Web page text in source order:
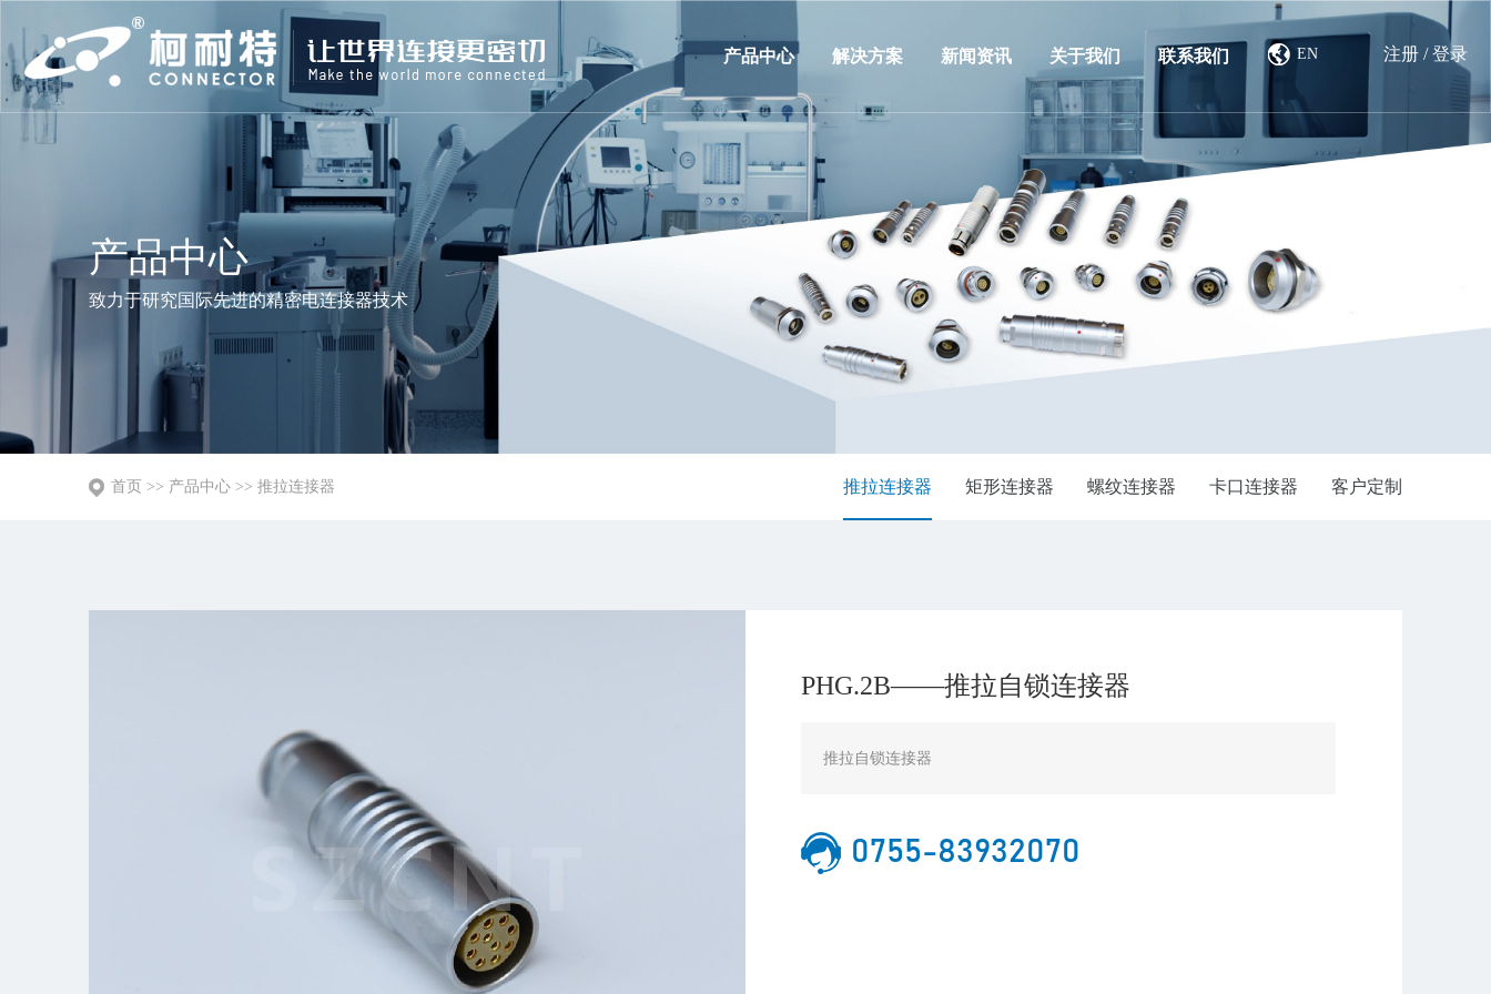
产品中心 解决方案 新闻资讯 关于我们 联系我们 EN 注册 /登录
产品中心
致力于研究国际先进的精密电连接器技术
首页 >> 产品中心 >> 推拉连接器 推拉连接器 矩形连接器 螺纹连接器 卡口连接器 客户定制
PHG.2B——推拉自锁连接器
推拉自锁连接器
0755-83932070